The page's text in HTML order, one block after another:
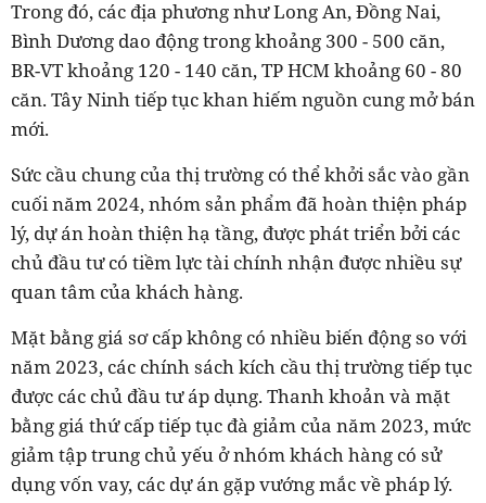
Trong đó, các địa phương như Long An, Đồng Nai,
Bình Dương dao động trong khoảng 300 - 500 căn,
BR-VT khoảng 120 - 140 căn, TP HCM khoảng 60 - 80
căn. Tây Ninh tiếp tục khan hiếm nguồn cung mở bán
mới.
Sức cầu chung của thị trường có thể khởi sắc vào gần
cuối năm 2024, nhóm sản phẩm đã hoàn thiện pháp
lý, dự án hoàn thiện hạ tầng, được phát triển bởi các
chủ đầu tư có tiềm lực tài chính nhận được nhiều sự
quan tâm của khách hàng.
Mặt bằng giá sơ cấp không có nhiều biến động so với
năm 2023, các chính sách kích cầu thị trường tiếp tục
được các chủ đầu tư áp dụng. Thanh khoản và mặt
bằng giá thứ cấp tiếp tục đà giảm của năm 2023, mức
giảm tập trung chủ yếu ở nhóm khách hàng có sử
dụng vốn vay, các dự án gặp vướng mắc về pháp lý.